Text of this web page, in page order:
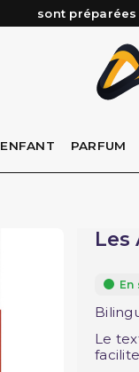
Besoin
Les Commandes
ENFANT PARFUM
Les
En
Le